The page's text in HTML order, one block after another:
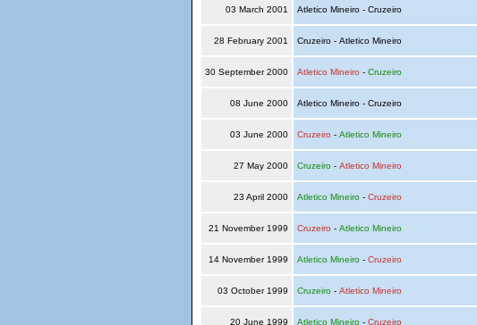
03 March 2001 Atletico Mineiro - Cruzeiro
28 February 2001 Cruzeiro - Atletico Mineiro
30 September 2000 Atletico Mineiro - Cruzeiro
08 June 2000 Atletico Mineiro - Cruzeiro
03 June 2000 Cruzeiro - Atletico Mineiro
27 May 2000 Cruzeiro- Atletico Mineiro
23 April 2000 Atletico Mineiro- Cruzeiro
21 November 1999 Cruzeiro - Atletico Mineiro
14 November 1999 Atletico Mineiro- Cruzeiro
03 October 1999 Cruzeiro- Atletico Mineiro
20 June 1999 Atletico Mineiro- Cruzeiro